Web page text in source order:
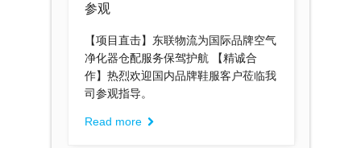
参观
【项目直击】东联物流为国际品牌空气
净化器仓配服务保驾护航 【精诚合
作】热烈欢迎国内品牌鞋服客户莅临我
司参观指导。
Read more